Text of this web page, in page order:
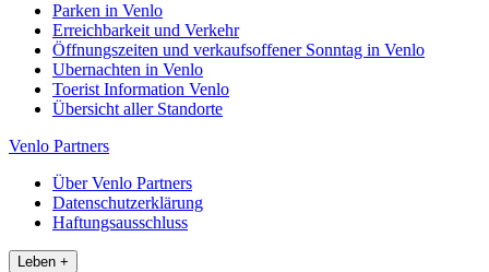
Parken in Venlo
Erreichbarkeit und Verkehr
Öffnungszeiten und verkaufsoffener Sonntag in Venlo
Ubernachten in Venlo
Toerist Information Venlo
Übersicht aller Standorte
Venlo Partners
Über Venlo Partners
Datenschutzerklärung
Haftungsausschluss
Leben +